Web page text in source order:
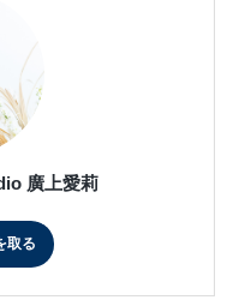
廣上愛莉
取る